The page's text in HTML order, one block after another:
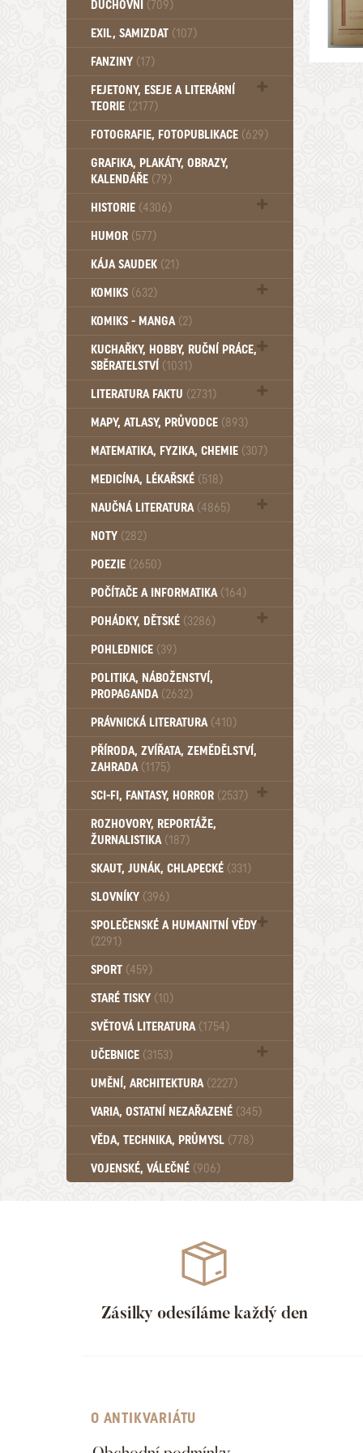
DUCHOVNÍ (709)
Okultismus (110)
EXIL, SAMIZDAT (107)
FANZINY (17)
FEJETONY, ESEJE A LITERÁRNÍ
TEORIE (2177)
Citáty, aforismy, snáře, přísloví,
FOTOGRAFIE, FOTOPUBLIKACE (629)
GRAFIKA, PLAKÁTY, OBRAZY,
KALENDÁŘE (79)
HISTORIE (4306)
Mytologie, Mýty, Báje, Pověsti (203)
HUMOR (577)
KÁJA SAUDEK (21)
KOMIKS (632)
Komiks - Čtyřlístek (232)
KOMIKS - MANGA (2)
KUCHAŘKY, HOBBY, RUČNÍ PRÁCE,
SBĚRATELSTVÍ (1031)
Dům a byt (102)
LITERATURA FAKTU (2731)
Katalogy (503)
MAPY, ATLASY, PRŮVODCE (893)
MATEMATIKA, FYZIKA, CHEMIE (307)
MEDICÍNA, LÉKAŘSKÉ (518)
NAUČNÁ LITERATURA (4865)
Zdraví a zdraví životní styl (510)
NOTY (282)
POEZIE (2650)
POČÍTAČE A INFORMATIKA (164)
POHÁDKY, DĚTSKÉ (3286)
Pro děti a mládež (2882)
Pohádky, Dětské - Od roku 1949 (257)
POHLEDNICE (39)
POLITIKA, NÁBOŽENSTVÍ,
PROPAGANDA (2632)
PRÁVNICKÁ LITERATURA (410)
PŘÍRODA, ZVÍŘATA, ZEMĚDĚLSTVÍ,
ZAHRADA (1175)
SCI-FI, FANTASY, HORROR (2537)
UFO (14)
ROZHOVORY, REPORTÁŽE,
ŽURNALISTIKA (187)
SKAUT, JUNÁK, CHLAPECKÉ (331)
SLOVNÍKY (396)
SPOLEČENSKÉ A HUMANITNÍ VĚDY
(2291)
Pedagogika (191)
Psychologie a osobní rozvoj (760)
SPORT (459)
STARÉ TISKY (10)
SVĚTOVÁ LITERATURA (1754)
UČEBNICE (3153)
Učebnice - Jazykové (1297)
Učebnice - VŠ (259)
Učebnice - ZŠ (556)
Učebnice - Ostatní (499)
UMĚNÍ, ARCHITEKTURA (2227)
VARIA, OSTATNÍ NEZAŘAZENÉ (345)
VĚDA, TECHNIKA, PRŮMYSL (778)
VOJENSKÉ, VÁLEČNÉ (906)
Zásilky odesíláme každý den
O ANTIKVARIÁTU